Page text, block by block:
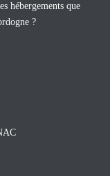
hébergements que
?